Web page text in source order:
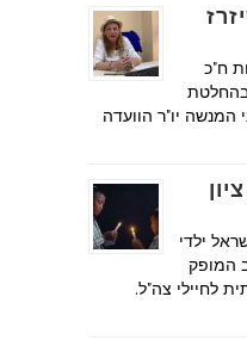
ח"כ
בהחלטת
יו"ר הוועדה
ילדי
המופק
לחיילי צה"ל.